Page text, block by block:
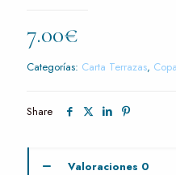
7.00€
Categorías: Carta Terrazas,
Share
Valoraciones 0